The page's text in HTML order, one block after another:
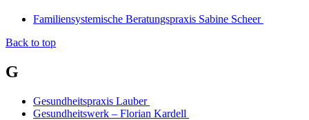
Familiensystemische Beratungspraxis Sabine Scheer
Back to top
G
Gesundheitspraxis Lauber
Gesundheitswerk – Florian Kardell